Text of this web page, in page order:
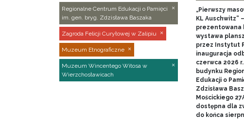
Regionalne Centrum Edukacji o Pamięci
im. gen. bryg. Zdzisława Baszaka
Zagroda Felicji Curyłowej w Zalipiu
Muzeum Etnograficzne
Muzeum Wincentego Witosa w
Wierzchosławicach
„Pierwszy
KL Auschwitz”
prezentowana
wystawa
przez Instytut
inauguracja
czerwca 2026
budynku
Edukacji o
Zdzisława
Mościckiego
dostępna dla
do końca